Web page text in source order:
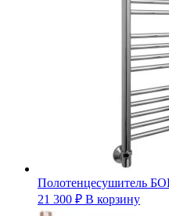
Полотенцесушитель
21 300 ₽ В корзину